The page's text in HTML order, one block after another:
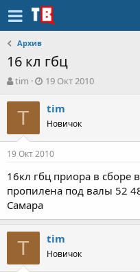
Архив
16 кл гбц
А
т
т
е
ы
tim
Д
т
н
а
ч
л
а
19 Окт 2010
T tim
Новичок
19 Окт 2010
16кл гбц приора в сборе
пропилена под валы 52
Самара
T tim
Новичок